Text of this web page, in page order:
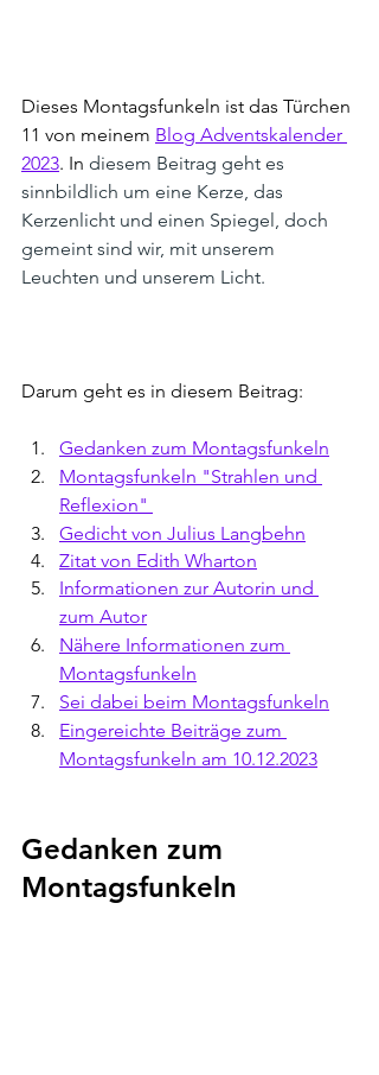
Dieses Montagsfunkeln ist das Türchen
11 von meinem Blog Adventskalender
2023. In diesem Beitrag geht es
sinnbildlich um eine Kerze, das
Kerzenlicht und einen Spiegel, doch
gemeint sind wir, mit unserem
Leuchten und unserem Licht.
Darum geht es in diesem Beitrag:
Gedanken zum Montagsfunkeln
Montagsfunkeln "Strahlen und
Reflexion"
Gedicht von Julius Langbehn
Zitat von Edith Wharton
Informationen zur Autorin und
zum Autor
Nähere Informationen zum
Montagsfunkeln
Sei dabei beim Montagsfunkeln
Eingereichte Beiträge zum
Montagsfunkeln am 10.12.2023
Gedanken zum
Montagsfunkeln